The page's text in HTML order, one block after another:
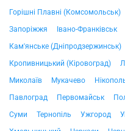
Горішні Плавні (Комсомольськ)
Запоріжжя
Івано-Франківськ
Кам'янське (Дніпродзержинськ)
Кропивницький (Кіровоград)
Миколаїв
Мукачево
Павлоград
Первомайськ
Суми
Тернопіль Ужгород